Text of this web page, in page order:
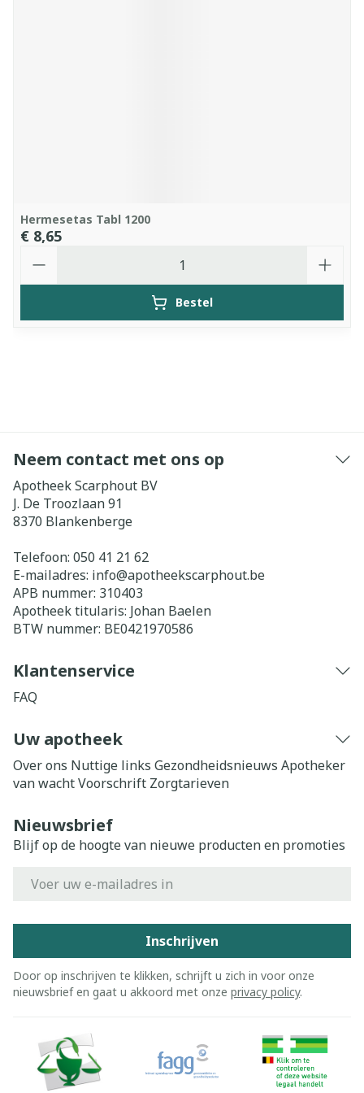
Hermesetas Tabl 1200
€ 8,65
Bestel
Neem contact met ons op
Apotheek Scarphout BV
J. De Troozlaan 91
8370 Blankenberge
Telefoon: 050 41 21 62
E-mailadres: info@apotheekscarphout.be
APB nummer: 310403
Apotheek titularis: Johan Baelen
BTW nummer: BE0421970586
Klantenservice
FAQ
Uw apotheek
Over ons Nuttige links Gezondheidsnieuws Apotheker
van wachtVoorschrift Zorgtarieven
Nieuwsbrief
Blijf op de hoogte van nieuwe producten en promoties
Inschrijven
Door op inschrijven te klikken, schrijft u zich in voor onze
nieuwsbrief en gaat u akkoord met onze privacy policy.